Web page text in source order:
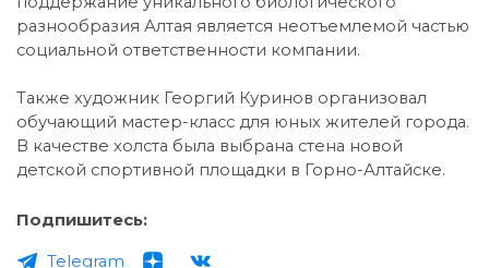
разнообразия Алтая является неотъемлемой частью
социальной ответственности компании.
Также художник Георгий Куринов организовал
обучающий мастер-класс для юных жителей города.
В качестве холста была выбрана стена новой
детской спортивной площадки в Горно-Алтайске.
Подпишитесь:
Telegram